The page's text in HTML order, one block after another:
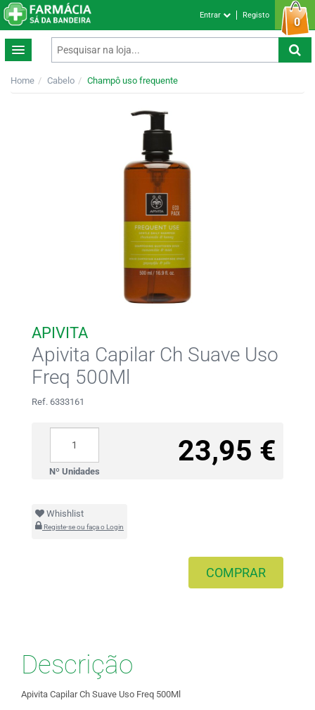
0
Entrar Registo
Home Cabelo Champô uso frequente
APIVITA
Apivita Capilar Ch Suave Uso
Freq 500Ml
Ref. 6333161
23,95 €
Nº Unidades
Whishlist
Registe-se ou faça o Login
COMPRAR
Descrição
Apivita Capilar Ch Suave Uso Freq 500Ml